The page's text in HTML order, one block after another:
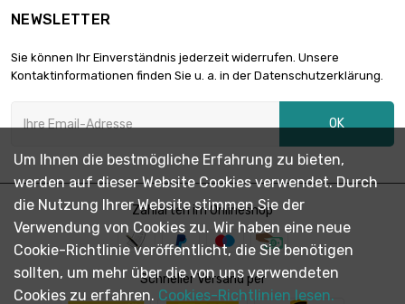
Gewicht : 5 000gr
(10kg)
NEWSLETTER
Sie können Ihr Einverständnis jederzeit widerrufen. Unsere
Kontaktinformationen finden Sie u. a. in der Datenschutzerklärung.
OK
Zahlarten im Onlineshop
Schneller Versand per
Um Ihnen die bestmögliche Erfahrung zu bieten,
werden auf dieser Website Cookies verwendet. Durch
die Nutzung Ihrer Website stimmen Sie der
Verwendung von Cookies zu. Wir haben eine neue
Cookie-Richtlinie veröffentlicht, die Sie benötigen
sollten, um mehr über die von uns verwendeten
Cookies zu erfahren. Cookies-Richtlinien lesen.